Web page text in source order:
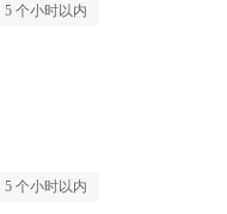
5 个小时以内
5 个小时以内